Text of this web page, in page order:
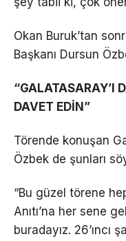
Okan Buruk’tan
Başkanı Dursun
“GALATASARAY’I
DAVET EDİN”
Törende konuşan
Özbek de şunları
“Bu güzel törene
Anıtı’na her sene
buradayız.